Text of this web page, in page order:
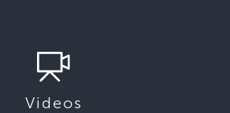
Videos